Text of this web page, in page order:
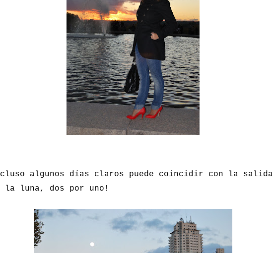
algunos días claros puede coincidir con la salida
la luna, dos por uno!